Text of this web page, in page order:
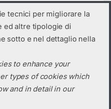
tecnici per migliorare la
ed altre tipologie di
sotto e nel dettaglio nella
to enhance your
types of cookies which
and in detail in our